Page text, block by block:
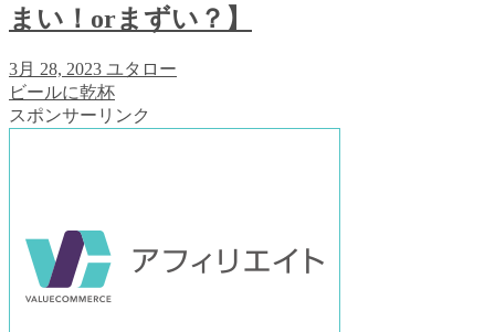
まい！orまずい？】
3月 28, 2023 ユタロー
ビールに乾杯
スポンサーリンク